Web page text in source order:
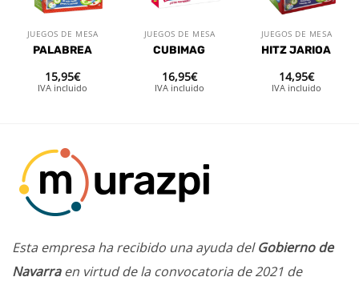
JUEGOS DE MESA
PALABREA
15,95€
IVA incluido
JUEGOS DE MESA
CUBIMAG
16,95€
IVA incluido
JUEGOS DE MESA
HITZ JARIOA
14,95€
IVA incluido
Esta empresa ha recibido una ayuda delGobierno de
Navarraen virtud de la convocatoria de 2021 de